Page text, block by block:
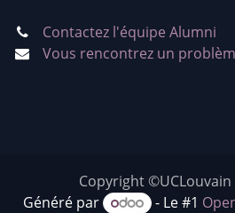
Contactez l'équipe Alumni
Vous rencontrez un
Copyright ©UCLouvain
Généré par - Le #1